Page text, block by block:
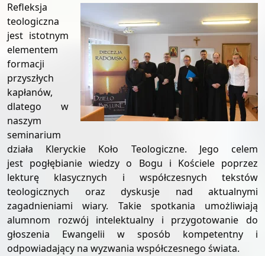
Refleksja
teologiczna
jest istotnym
elementem
formacji
przyszłych
kapłanów,
dlatego w
naszym
seminarium
działa Kleryckie Koło Teologiczne. Jego celem
jest pogłębianie wiedzy o Bogu i Kościele poprzez
lekturę klasycznych i współczesnych tekstów
teologicznych oraz dyskusje nad aktualnymi
zagadnieniami wiary. Takie spotkania umożliwiają
alumnom rozwój intelektualny i przygotowanie do
głoszenia Ewangelii w sposób kompetentny i
odpowiadający na wyzwania współczesnego świata.